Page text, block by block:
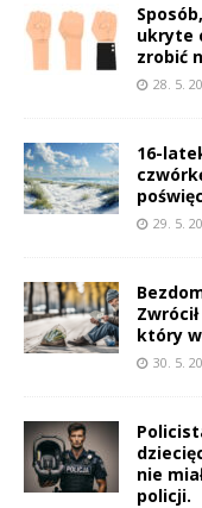
ukryte
zrobić
28. 5.
16-
29. 5.
który
30. 5.
nie
policji.